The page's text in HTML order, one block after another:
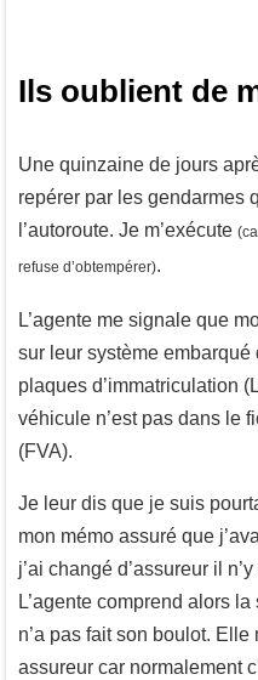
Ils oublient de
Une quinzaine de jours
repérer par les gendarmes
l’autoroute. Je m’exécute
refuse d’obtempérer).
L’agente me signale que
sur leur système
plaques d’immatriculation
véhicule n’est pas dans le
(FVA).
Je leur dis que je suis
mon mémo assuré que
j’ai changé d’assureur il
L’agente comprend alors
n’a pas fait son boulot. Elle
assureur car normalement